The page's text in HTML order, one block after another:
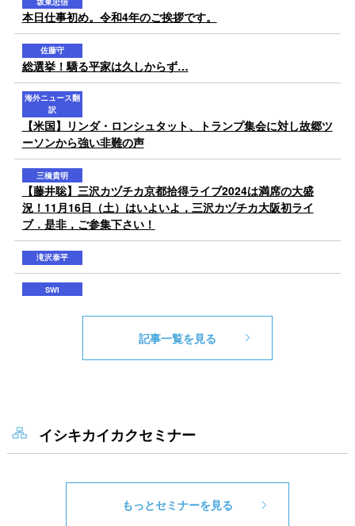
記事一覧を見る
イシキカイカクセミナー
もっとセミナーを見る